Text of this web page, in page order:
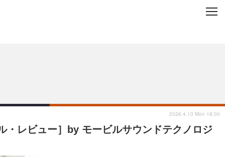
C
を地域から探す
・レビュー］by モービルサウンドテクノロジ
2026.4.13 Mon 18:00